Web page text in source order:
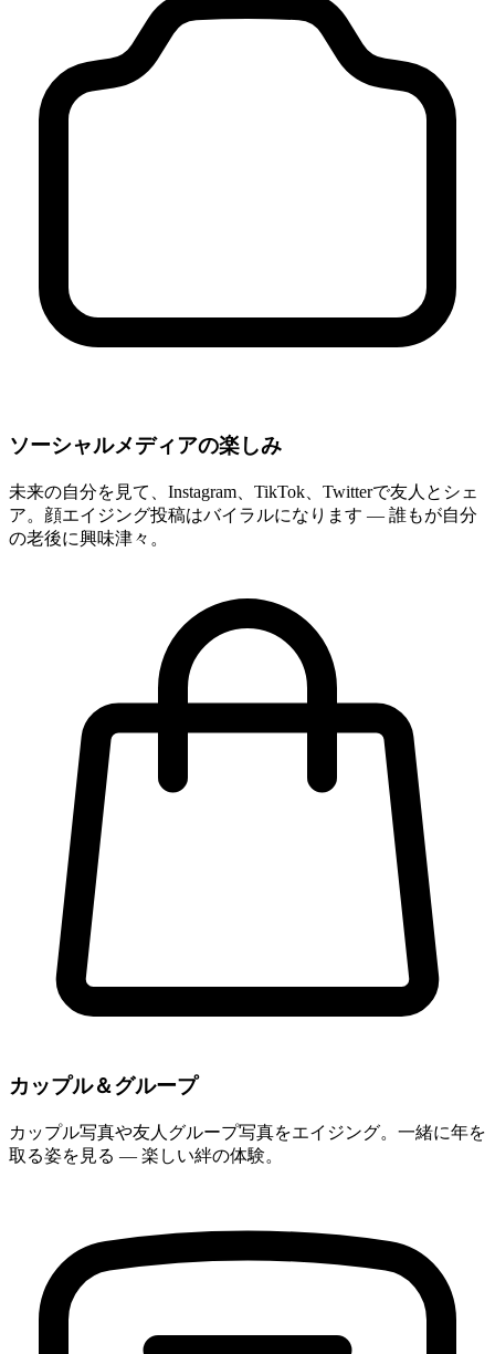
ソーシャルメディアの楽しみ
未来の自分を見て、Instagram、TikTok、Twitterで友人とシェ
ア。顔エイジング投稿はバイラルになります — 誰もが自分
の老後に興味津々。
カップル＆グループ
カップル写真や友人グループ写真をエイジング。一緒に年を
取る姿を見る — 楽しい絆の体験。